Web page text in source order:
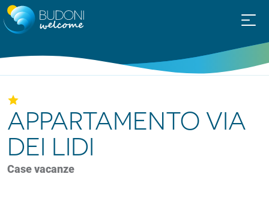
APPARTAMENTO VIA
DEI LIDI
Case vacanze